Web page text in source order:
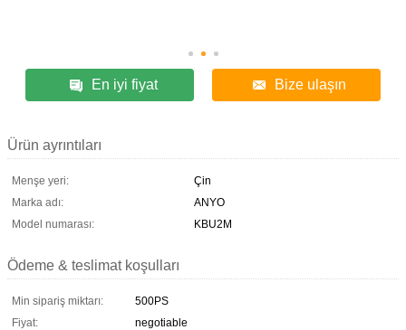
En iyi fiyat Bize ulaşın
Ürün ayrıntıları
Menşe yeri:
Çin
Marka adı:
ANYO
Model numarası:
KBU2M
Ödeme & teslimat koşulları
Min sipariş miktarı:
500PS
Fiyat:
negotiable